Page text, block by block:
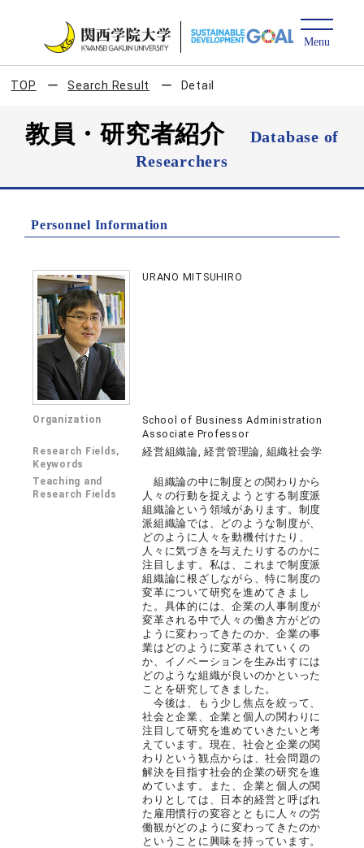
TOP Search Result Detail
教員・研究者紹介
Database of
Researchers
Personnel Information
URANO MITSUHIRO
Organization
School of Business Administration
Associate Professor
Research Fields,
Keywords
経営組織論, 経営管理論, 組織社会学
Teaching and
Research Fields
組織論の中に制度との関わりから
人々の行動を捉えようとする制度派
組織論という領域があります。制度
派組織論では、どのような制度が、
どのように人々を動機付けたり、
人々に気づきを与えたりするのかに
注目します。私は、これまで制度派
組織論に根ざしながら、特に制度の
変革について研究を進めてきまし
た。具体的には、企業の人事制度が
変革される中で人々の働き方がどの
ように変わってきたのか、企業の事
業はどのように変革されていくの
か、イノベーションを生み出すには
どのような組織が良いのかといった
ことを研究してきました。
今後は、もう少し焦点を絞って、
社会と企業、企業と個人の関わりに
注目して研究を進めていきたいと考
えています。現在、社会と企業の関
わりという観点からは、社会問題の
解決を目指す社会的企業の研究を進
めています。また、企業と個人の関
わりとしては、日本的経営と呼ばれ
た雇用慣行の変容とともに人々の労
働観がどのように変わってきたのか
ということに興味を持っています。